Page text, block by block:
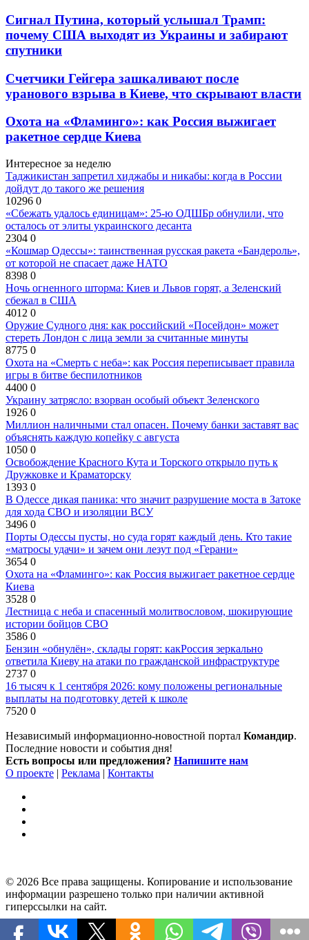
Сигнал Путина, который услышал Трамп:
почему США выходят из Украины и забирают
спутники
Счетчики Гейгера зашкаливают после
уранового взрыва в Киеве, что скрывают власти
Охота на «Фламинго»: как Россия выжигает
ракетное сердце Киева
Интересное за неделю
Таджикистан запретил хиджабы и никабы: когда в России
дойдут до такого же решения
10296 0
«Сбежать удалось единицам»: 25-ю ОДШБр обнулили, что
осталось от элиты украинского десанта
2304 0
«Кошмар Одессы»: таинственная русская ракета «Бандероль»,
от которой не спасает даже НАТО
8398 0
Ночь огненного шторма: Киев и Львов горят, а Зеленский
сбежал в США
4012 0
Оружие Судного дня: как российский «Посейдон» может
стереть Лондон с лица земли за считанные минуты
8775 0
Охота на «Смерть с неба»: как Россия переписывает правила
игры в битве беспилотников
4400 0
Украину затрясло: взорван особый объект Зеленского
1926 0
Миллион наличными стал опасен. Почему банки заставят вас
объяснять каждую копейку с августа
1050 0
Освобождение Красного Кута и Торского открыло путь к
Дружковке и Краматорску
1393 0
В Одессе дикая паника: что значит разрушение моста в Затоке
для хода СВО и изоляции ВСУ
3496 0
Порты Одессы пусты, но суда горят каждый день. Кто такие
«матросы удачи» и зачем они лезут под «Герани»
3654 0
Охота на «Фламинго»: как Россия выжигает ракетное сердце
Киева
3528 0
Лестница с неба и спасенный молитвословом, шокирующие
истории бойцов СВО
3586 0
Бензин «обнулён», склады горят: какРоссия зеркально
ответила Киеву на атаки по гражданской инфраструктуре
2737 0
16 тысяч к 1 сентября 2026: кому положены региональные
выплаты на подготовку детей к школе
7520 0
Независимый информационно-новостной портал Командир.
Последние новости и события дня!
Есть вопросы или предложения? Напишите нам
О проекте | Реклама | Контакты
© 2026 Все права защищены. Копирование и использование
информации разрешено только при наличии активной
гиперссылки на сайт.